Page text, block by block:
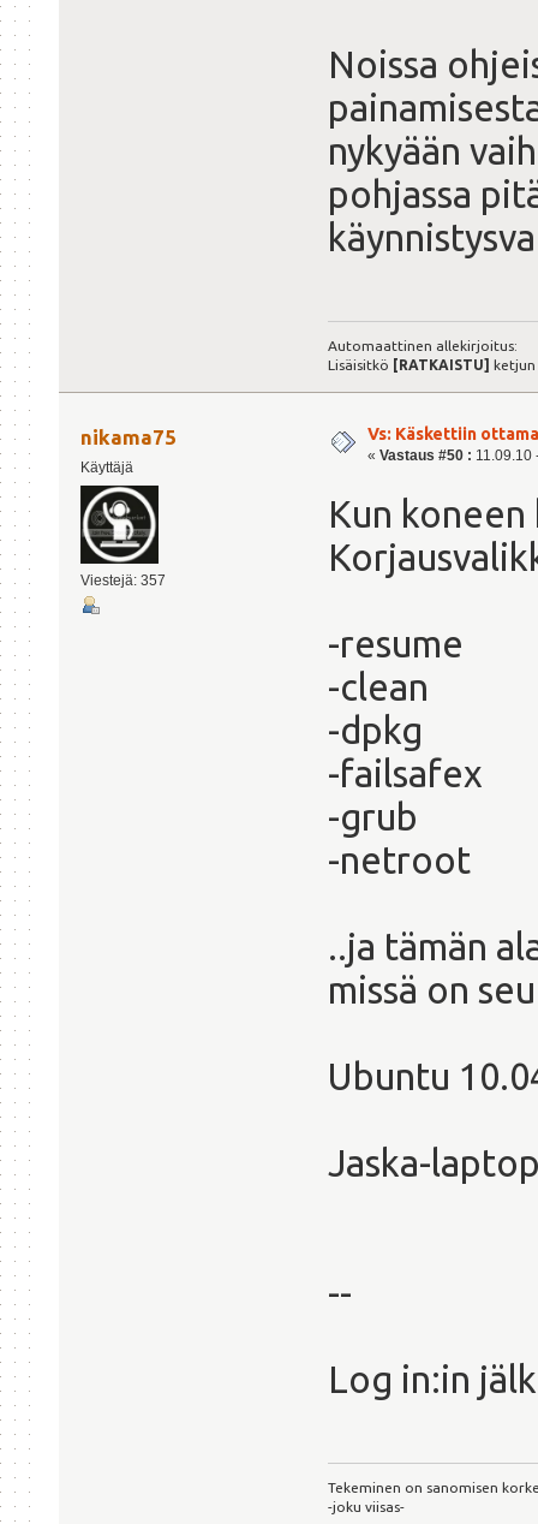
Noissa
nykyään
pohjassa
Automaattinen allekirjoitus:
Lisäisitkö [RATKAISTU] ketjun
nikama75
Käyttäjä
Viestejä: 357
Vs: Käskettiin
« Vastaus #50 : 11.09.10
Kun
-resume
-clean
-dpkg
-failsafex
-grub
-netroot
..ja tämän
missä on
Ubuntu
Jaska-
--
Log in:in
Tekeminen on sanomisen
-joku viisas-